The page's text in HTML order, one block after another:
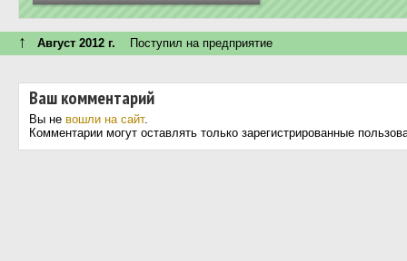
↑ Август 2012 г. Поступил на предприятие
Ваш комментарий
Вы не вошли на сайт.
Комментарии могут оставлять только зарегистрированные